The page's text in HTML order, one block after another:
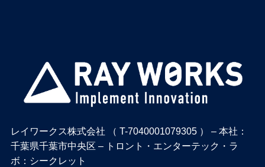
レイワークス株式会社 （ T-7040001079305 ） – 本社：
千葉県千葉市中央区 – トロント・エンターテック・ラ
ボ：シークレット